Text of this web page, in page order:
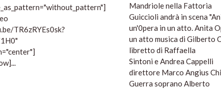
Mandriole nella Fattoria
Guiccioli andrà in scena
un'0pera in un atto. Anita
un atto musica di Gilberto
libretto di Raffaella
Sintoni e Andrea Cappelli
direttore Marco Angius
Guerra soprano Alberto
TR6zRYEs0sk?